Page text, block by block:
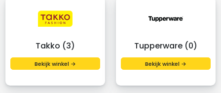
Takko (3)
Bekijk winkel →
Tupperware (0)
Bekijk winkel →